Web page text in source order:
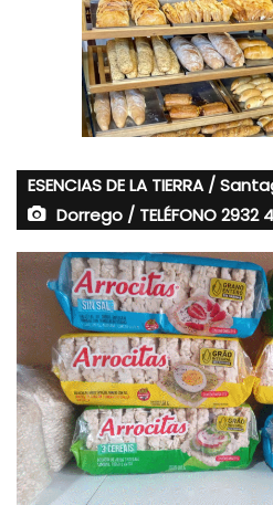
ESENCIAS DE LA TIERRA /
Dorrego / TELÉFONO 2932